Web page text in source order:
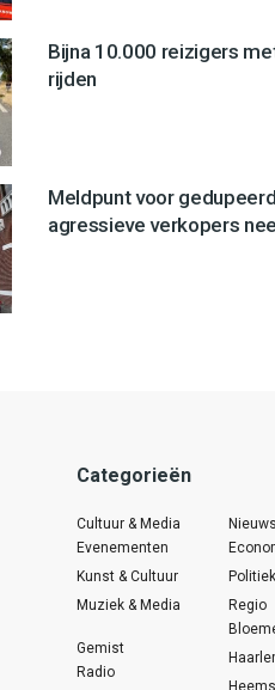
Bijna 10.000 reizigers
rijden
Meldpunt voor
agressieve verkopers
Categorieën
Cultuur & Media
Evenementen
Kunst & Cultuur
Muziek & Media
Gemist
Radio
Nieuws
Politiek
Regio